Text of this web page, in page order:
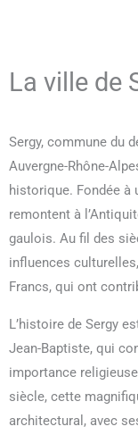
La ville de
Sergy, commune du
Auvergne-Rhône-
historique. Fondée à
remontent à
gaulois. Au fil des
influences
Francs, qui ont
L’histoire de Sergy
Jean-Baptiste, qui
importance
siècle, cette
architectural, avec